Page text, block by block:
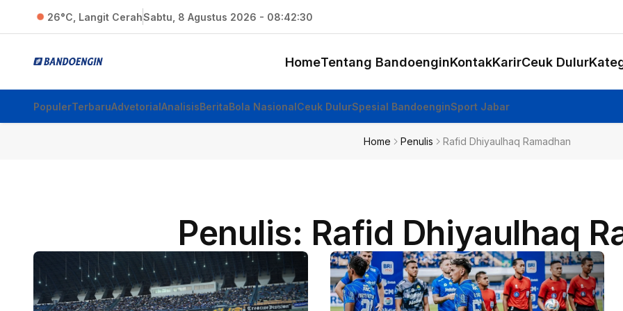
26°C, Langit CerahSabtu, 8 Agustus 2026 - 08:42:31
HomeTentang BandoenginKontakKarirCeuk Dulur
PopulerTerbaruAdvetorialAnalisisBeritaBola NasionalCeuk DulurSpesial BandoenginSport Jabar
Home Penulis Rafid Dhiyaulhaq Ramadhan
Penulis: Rafid Dhiyaulhaq